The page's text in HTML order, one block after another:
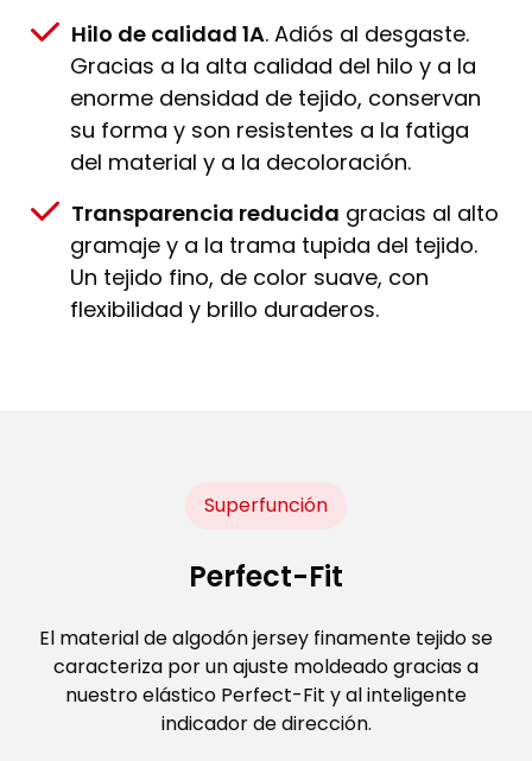
Hilo de calidad 1A. Adiós al desgaste.
Gracias a la alta calidad del hilo y a la
enorme densidad de tejido, conservan
su forma y son resistentes a la fatiga
del material y a la decoloración.
Transparencia reducida gracias al alto
gramaje y a la trama tupida del tejido.
Un tejido fino, de color suave, con
flexibilidad y brillo duraderos.
Superfunción
Perfect-Fit
El material de algodón jersey finamente tejido se
caracteriza por un ajuste moldeado gracias a
nuestro elástico Perfect-Fit y al inteligente
indicador de dirección.